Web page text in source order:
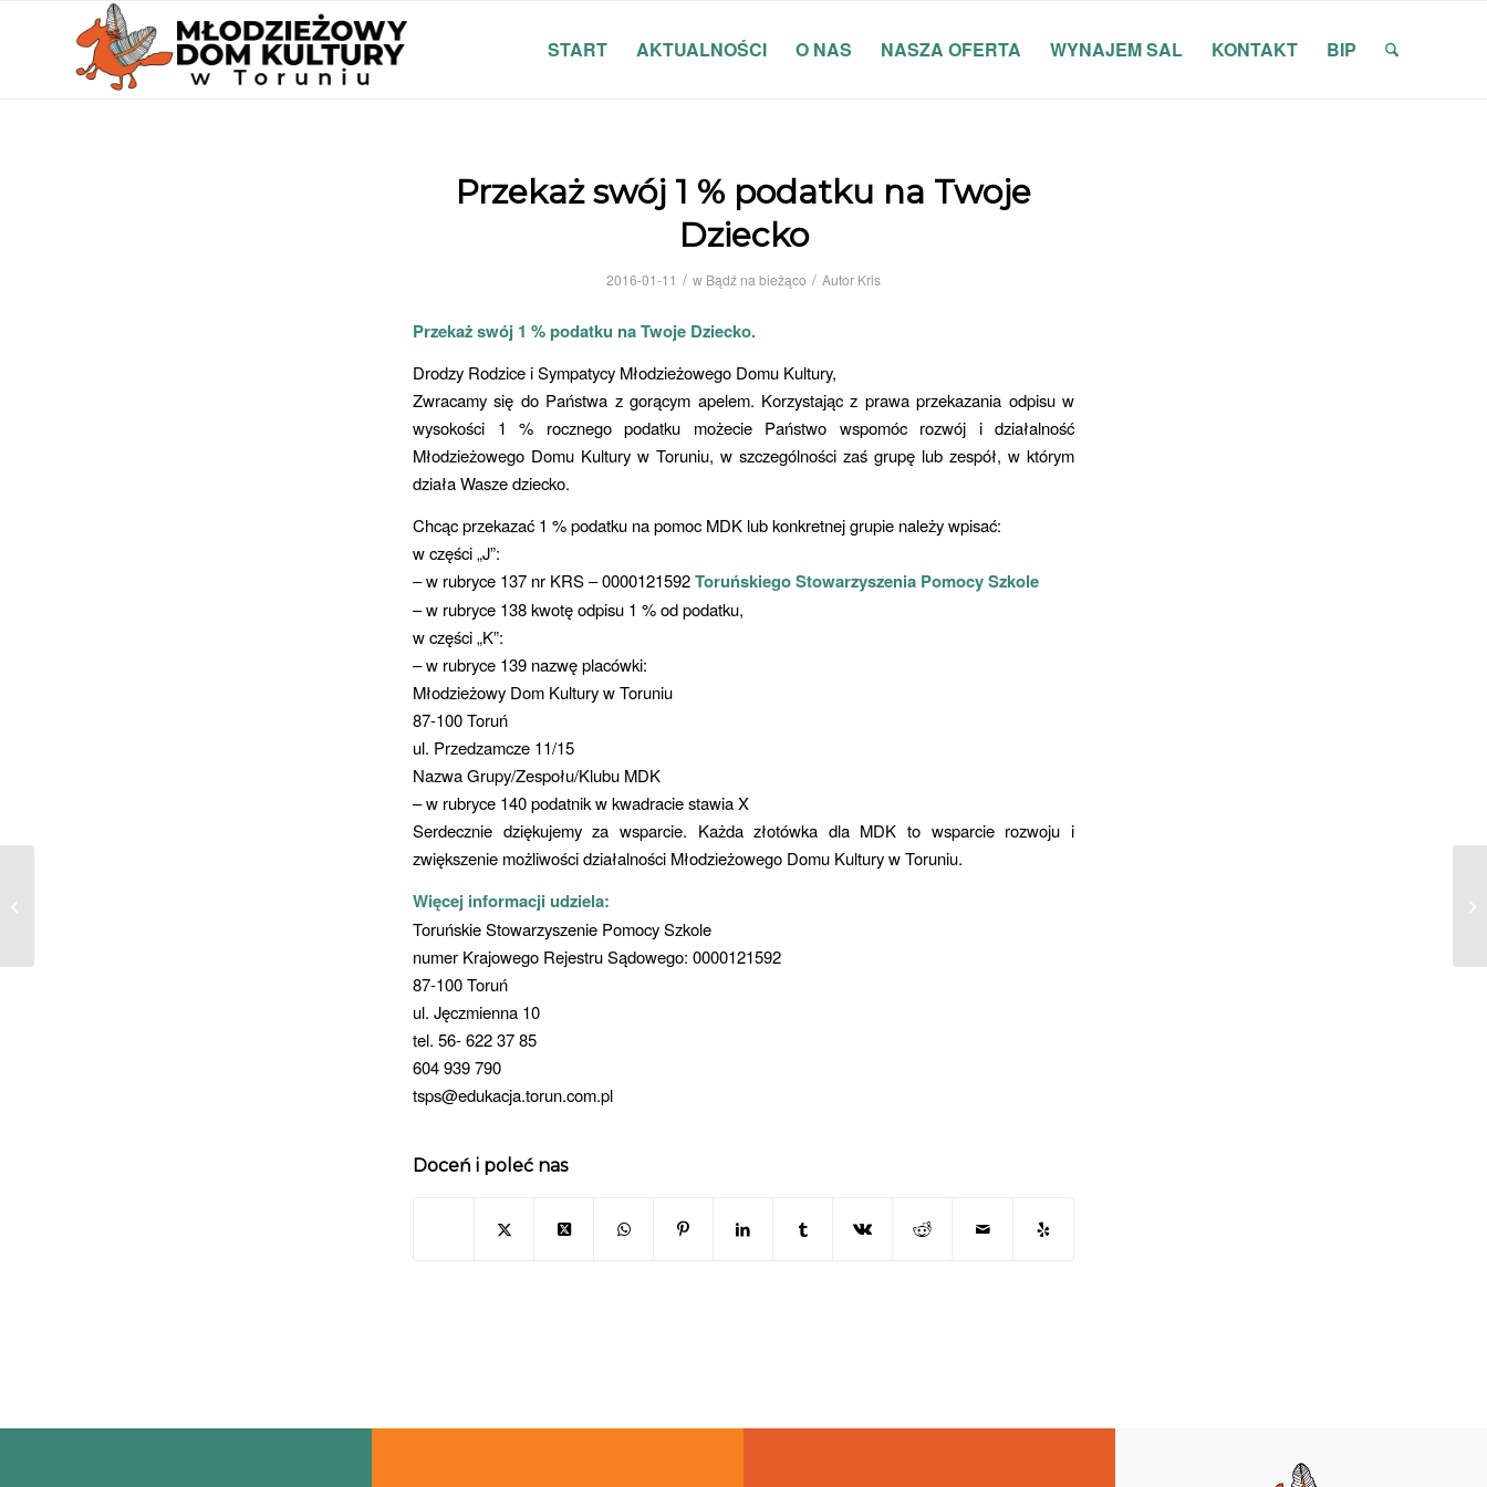
START AKTUALNOŚCI O NAS NASZA OFERTA WYNAJEM SAL KONTAKT BIP
Przekaż swój 1 % podatku na Twoje
Dziecko
2016-01-11 / w Bądź na bieżąco / Autor Kris
Przekaż swój 1 % podatku na Twoje Dziecko.
Drodzy Rodzice i Sympatycy Młodzieżowego Domu Kultury,
Zwracamy się do Państwa z gorącym apelem. Korzystając z prawa przekazania odpisu w
wysokości 1 % rocznego podatku możecie Państwo wspomóc rozwój i działalność
Młodzieżowego Domu Kultury w Toruniu, w szczególności zaś grupę lub zespół, w którym
działa Wasze dziecko.
Chcąc przekazać 1 % podatku na pomoc MDK lub konkretnej grupie należy wpisać:
w części „J”:
– w rubryce 137 nr KRS – 0000121592Toruńskiego Stowarzyszenia Pomocy Szkole
– w rubryce 138 kwotę odpisu 1 % od podatku,
w części „K”:
– w rubryce 139 nazwę placówki:
Młodzieżowy Dom Kultury w Toruniu
87-100 Toruń
ul. Przedzamcze 11/15
Nazwa Grupy/Zespołu/Klubu MDK
– w rubryce 140 podatnik w kwadracie stawia X
Serdecznie dziękujemy za wsparcie. Każda złotówka dla MDK to wsparcie rozwoju i
zwiększenie możliwości działalności Młodzieżowego Domu Kultury w Toruniu.
Więcej informacji udziela:
Toruńskie Stowarzyszenie Pomocy Szkole
numer Krajowego Rejestru Sądowego: 0000121592
87-100 Toruń
ul. Jęczmienna 10
tel. 56- 622 37 85
604 939 790
tsps@edukacja.torun.com.pl
Doceń i poleć nas